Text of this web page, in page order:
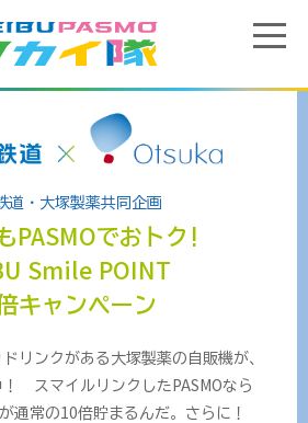
道・大塚製薬共同企画
PASMOでおトク!
Smile POINT
キャンペーン
リンクがある大塚製薬の自販機が、
スマイルリンクしたPASMOなら
通常の10倍貯まるんだ。さらに！